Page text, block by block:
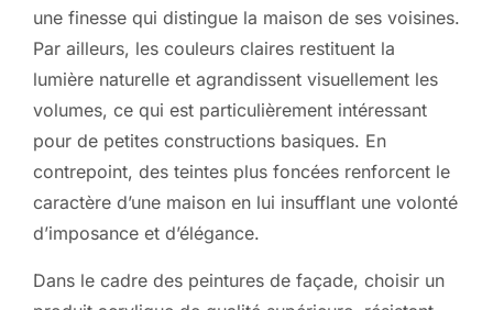
une finesse qui distingue la maison de ses voisines.
Par ailleurs, les couleurs claires restituent la
lumière naturelle et agrandissent visuellement les
volumes, ce qui est particulièrement intéressant
pour de petites constructions basiques. En
contrepoint, des teintes plus foncées renforcent le
caractère d’une maison en lui insufflant une volonté
d’imposance et d’élégance.
Dans le cadre des peintures de façade, choisir un